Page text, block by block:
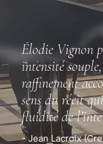
Élodie Vignon
intensité
raffinement
sens du récit
fluidité de
- Jean Lacroix